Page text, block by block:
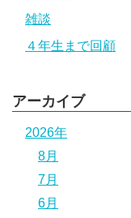
雑談
４年生まで回顧
アーカイブ
2026年
8月
7月
6月